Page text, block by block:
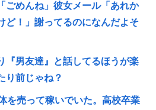
ごめんね」彼女メール「あれか
ど！」謝ってるのになんだよそ
『男友達』と話してるほうが楽
り前じゃね？
を売って稼いでいた。高校卒業